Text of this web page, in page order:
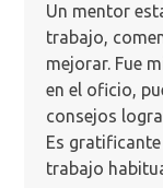
Un mentor
trabajo,
mejorar. Fue
en el oficio,
consejos
Es
trabajo